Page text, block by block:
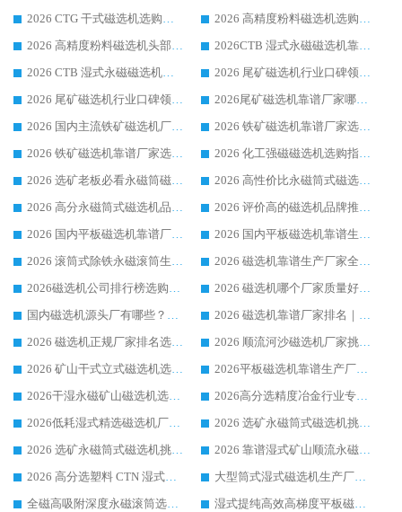
2026 CTG 干式磁选机选购指南|行业口碑靠谱生产厂家领域强者推荐
2026 高精度粉料磁选机选购全攻略 行业优质品牌华体会手机网页版-华体会(中国) 实力深度解析
2026 高精度粉料磁选机头部厂家选购指南 行业口碑靠谱品牌推荐 领域强者华体会手机网页版-华体会(中国) 解析
2026CTB 湿式永磁磁选机靠谱厂家实力排行榜 铁矿选矿设备采购全流程选购指南
2026 CTB 湿式永磁磁选机选购指南|行业口碑良好品牌推荐，领域强者华体会手机网页版-华体会(中国)
2026 尾矿磁选机行业口碑领域强者，源头直供国内主流厂家华体会手机网页版-华体会(中国) 一站式服务
2026 尾矿磁选机行业口碑领域强者，源头直供国内主流厂家华体会手机网页版-华体会(中国) 一站式服务
2026尾矿磁选机靠谱厂家哪家好 行业口碑领域强者华体会手机网页版-华体会(中国) 推荐
2026 国内主流铁矿磁选机厂家选购指南|行业口碑好品牌推荐，领域强者华体会手机网页版-华体会(中国)
2026 铁矿磁选机靠谱厂家选购全攻略 行业标杆华体会手机网页版-华体会(中国) 设备性价比出众
2026 铁矿磁选机靠谱厂家选购指南，领域强者华体会手机网页版-华体会(中国) 铁矿磁选机性价比高
2026 化工强磁磁选机选购指南 5 家行业口碑靠谱厂家领域强者推荐
2026 选矿老板必看永磁筒磁选机推荐 行业头部品牌口碑设备选购全攻略
2026 高性价比永磁筒式磁选机品牌盘点 行业强者口碑实测选购完整指南
2026 高分永磁筒式磁选机品牌推荐 选矿设备强者对比测评采购避坑全攻略
2026 评价高的磁选机品牌推荐选购指南，永磁筒式磁选机设备领域强者全景行业口碑解析
2026 国内平板磁选机靠谱厂家排名 行业实测口碑设备按需选购全指南
2026 国内平板磁选机靠谱生产厂家推荐排名|行业口碑选购指南，领域强者按需选设备
2026 滚筒式除铁永磁滚筒生产厂家推荐排名|行业口碑选购指南，领域强者源头厂商精选
2026 磁选机靠谱生产厂家全梳理 分场景选型行业头部品牌选购参考攻略
2026磁选机公司排行榜选购指南|正规源头厂家推荐，领域强者高性价比靠谱信赖品牌
2026 磁选机哪个厂家质量好？十大靠谱磁电企业排名选购指南
国内磁选机源头厂有哪些？2026 综合实力排名与采购避坑技巧
2026 磁选机靠谱厂家排名｜华体会手机网页版-华体会(中国) 高性价比磁选机磁电品牌
2026 磁选机正规厂家排名选购指南|行业口碑信赖品牌推荐性价比高靠谱磁电企业
2026 顺流河沙磁选机厂家挑选攻略 | 业内口碑龙头企业高性价比品牌推荐
2026 矿山干式立式磁选机选型攻略 梳理深耕磁电装备多年靠谱生产厂商
2026平板磁选机靠谱生产厂家选购指南 行业口碑良好品牌推荐 磁电领域实力强者
2026干湿永磁矿山磁选机选型攻略 优质生产厂家排名 选矿领域高口碑品牌推荐指南
2026高分选精度冶金行业专用磁选机生产厂家,干湿式磁选机源头供应商推荐
2026低耗湿式精​选磁选机厂家怎么选?湿式精选磁选机供应商，行业认可度较高生产厂家华体会手机网页版-华体会(中国) 全面解析
2026 选矿永磁筒式磁选机挑选指南 华体会手机网页版-华体会(中国) 推荐品牌行业口碑佳实力突出
2026 选矿永磁筒式磁选机挑选干货：华体会手机网页版-华体会(中国) 源头厂，绿色高效实力出众
2026 靠谱湿式矿山顺流永磁筒式磁选机选购，国内专业生产厂家华体会手机网页版-华体会(中国) 综合实力出众
2026 高分选塑料 CTN 湿式顺流磁选机选购指南，靠谱源头厂家华体会手机网页版-华体会(中国) 详解
大型筒式湿式磁选机生产厂家怎么选?华体会手机网页版-华体会(中国) 设备口碑广受行业认可
全磁高吸附深度永磁滚筒选购指南 业内口碑稳定磁电设备生产厂家详细推荐
湿式提纯高效高梯度平板磁选机靠谱设备源头厂商华体会手机网页版-华体会(中国) 综合测评